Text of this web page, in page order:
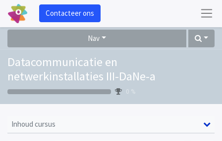
Contacteer ons
Nav
Datacommunicatie en
netwerkinstallaties III-DaNe-a
0 %
Inhoud cursus